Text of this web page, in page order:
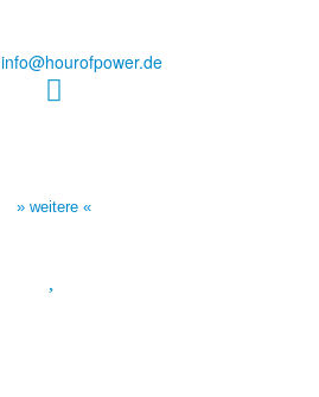
info@hourofpower.de
» weitere «